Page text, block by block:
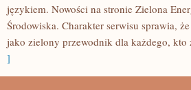
językiem. Nowości na stronie Zielona
Środowiska. Charakter serwisu sprawia,
jako zielony przewodnik dla każdego, kto
]